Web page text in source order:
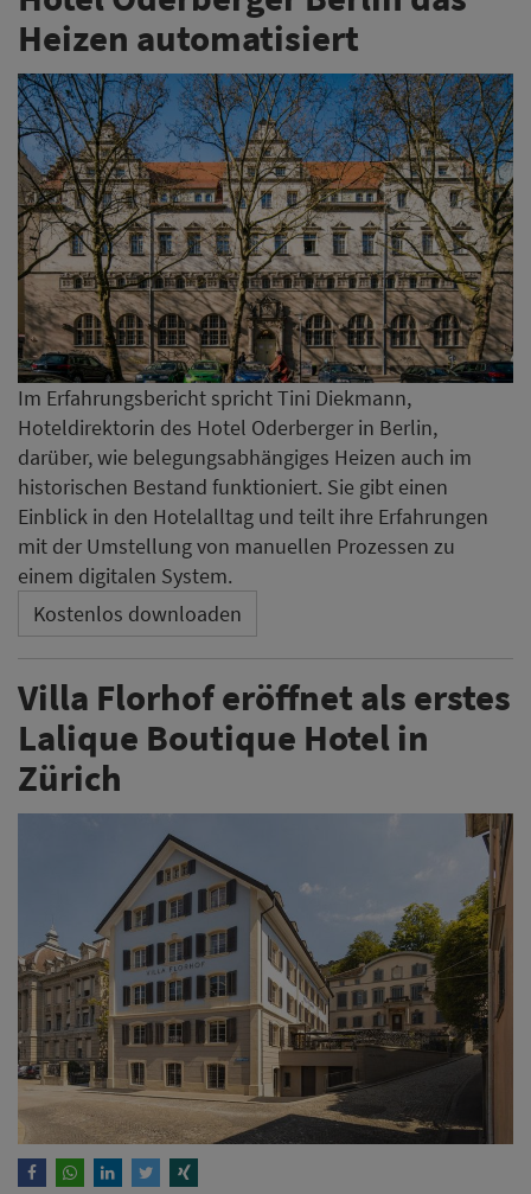
Heizen automatisiert
Im Erfahrungsbericht spricht Tini Diekmann,
Hoteldirektorin des Hotel Oderberger in Berlin,
darüber, wie belegungsabhängiges Heizen auch im
historischen Bestand funktioniert. Sie gibt einen
Einblick in den Hotelalltag und teilt ihre Erfahrungen
mit der Umstellung von manuellen Prozessen zu
einem digitalen System.
Kostenlos downloaden
Villa Florhof eröffnet als erstes
Lalique Boutique Hotel in
Zürich